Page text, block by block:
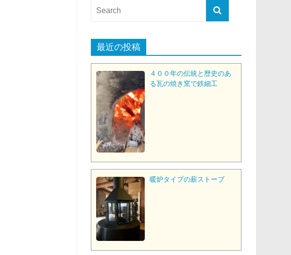
最近の投稿
４００年の伝統と歴史のあ
る瓦の焼き窯で鉄細工
暖炉タイプの薪ストーブ